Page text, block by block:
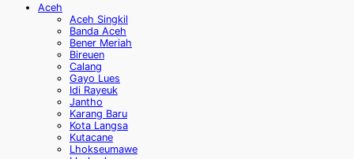
Aceh
Aceh Singkil
Banda Aceh
Bener Meriah
Bireuen
Calang
Gayo Lues
Idi Rayeuk
Jantho
Karang Baru
Kota Langsa
Kutacane
Lhokseumawe